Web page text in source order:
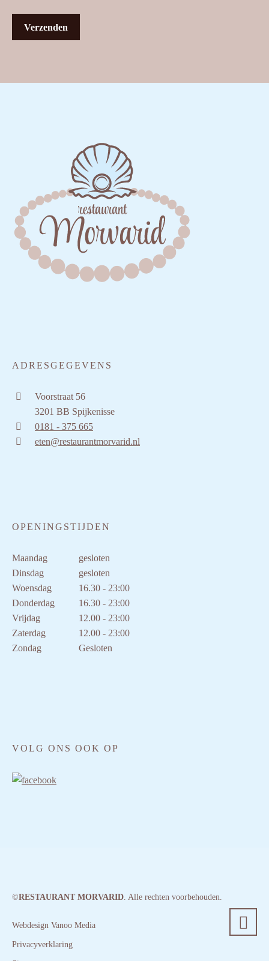
ADRESGEGEVENS
Voorstraat 56
3201 BB Spijkenisse
0181 - 375 665
eten@restaurantmorvarid.nl
OPENINGSTIJDEN
Maandag
gesloten
Dinsdag
gesloten
Woensdag
16.30 - 23:00
Donderdag
16.30 - 23:00
Vrijdag
12.00 - 23:00
Zaterdag
12.00 - 23:00
Zondag
Gesloten
VOLG ONS OOK OP
©RESTAURANT MORVARID . Alle rechten voorbehouden.
Webdesign Vanoo Media
Privacyverklaring